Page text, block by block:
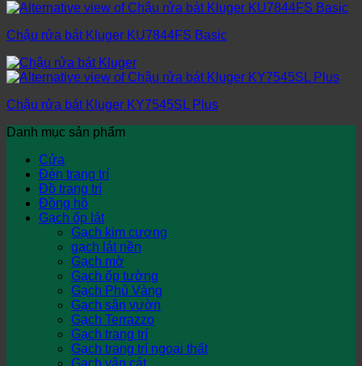
Chậu rửa bát Kluger KU7844FS Basic
Chậu rửa bát Kluger KY7545SL Plus
Danh mục sản phẩm
Cửa
Đèn trang trí
Đồ trang trí
Đồng hồ
Gạch ốp lát
Gạch kim cương
gạch lát nền
Gạch mờ
Gạch ốp tường
Gạch Phủ Vàng
Gạch sân vườn
Gạch Terrazzo
Gạch trang trí
Gạch trang trí ngoại thất
Gạch vân cát